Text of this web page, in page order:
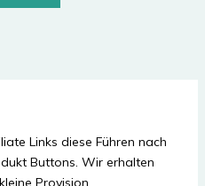
Links diese Führen nach
Buttons. Wir erhalten
Provision.